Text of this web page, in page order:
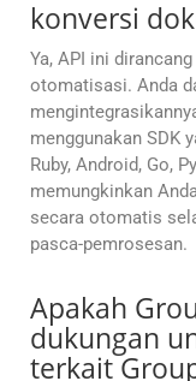
konversi
Ya, API ini
otomatisasi. Anda
menggunakan SDK
Ruby, Android, Go,
memungkinkan
secara otomatis
pasca-pemrosesan.
Apakah
dukungan
terkait